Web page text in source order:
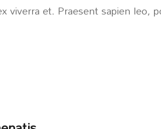
et. Praesent sapien leo,